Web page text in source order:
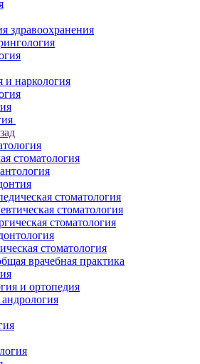
здравоохранения
и наркология
стоматология
стоматология
стоматология
стоматология
стоматология
врачебная практика
и ортопедия